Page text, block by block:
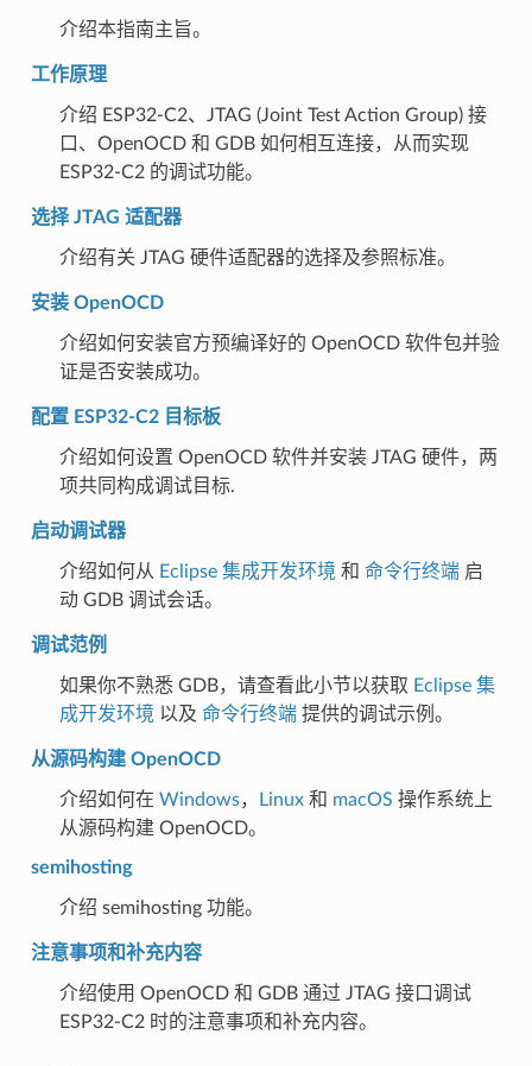
介绍本指南主旨。
工作原理
介绍 ESP32-C2、JTAG (Joint Test Action Group) 接
口、OpenOCD 和 GDB 如何相互连接，从而实现
ESP32-C2 的调试功能。
选择 JTAG 适配器
介绍有关 JTAG 硬件适配器的选择及参照标准。
安装 OpenOCD
介绍如何安装官方预编译好的 OpenOCD 软件包并验
证是否安装成功。
配置 ESP32-C2 目标板
介绍如何设置 OpenOCD 软件并安装 JTAG 硬件，两
项共同构成调试目标.
启动调试器
介绍如何从 Eclipse 集成开发环境 和 命令行终端启
动 GDB 调试会话。
调试范例
如果你不熟悉 GDB，请查看此小节以获取 Eclipse 集
成开发环境 以及 命令行终端提供的调试示例。
从源码构建 OpenOCD
介绍如何在 Windows， Linux和 macOS 操作系统上
从源码构建 OpenOCD。
semihosting
介绍 semihosting 功能。
注意事项和补充内容
介绍使用 OpenOCD 和 GDB 通过 JTAG 接口调试
ESP32-C2 时的注意事项和补充内容。